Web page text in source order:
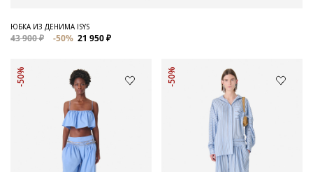
ЮБКА ИЗ ДЕНИМА ISYS
43 900 ₽ -50% 21 950 ₽
-50% -50%